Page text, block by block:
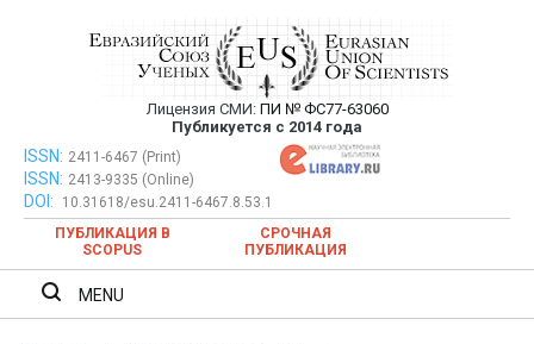
Евразийский Союз Ученых —
публикация научных статей в
ежемесячном научном журнале
Лицензия СМИ: ПИ № ФС77-63060
Публикуется с 2014 года
Евразийский Союз Ученых — публикация научных статей в
ежемесячном научном журнале
ISSN: 2411-6467 (Print)
ISSN: 2413-9335 (Online)
DOI:
10.31618/esu.2411-6467.8.53.1
ПУБЛИКАЦИЯ В
SCOPUS
СРОЧНАЯ
ПУБЛИКАЦИЯ
MENU